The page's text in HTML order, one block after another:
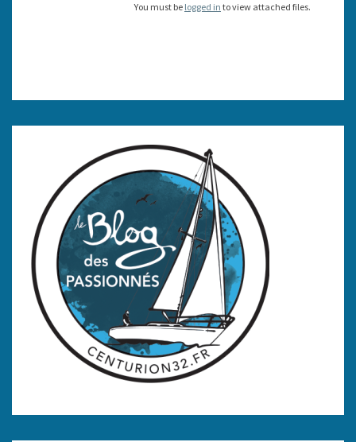
You must be logged in to view attached files.